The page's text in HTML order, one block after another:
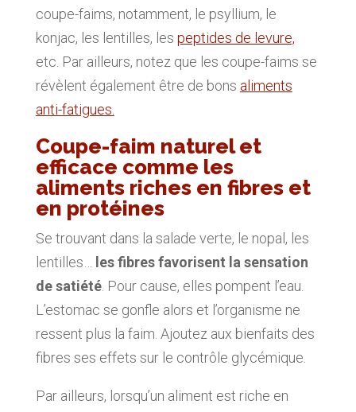
coupe-faims, notamment, le psyllium, le
konjac, les lentilles, les peptides de levure,
etc. Par ailleurs, notez que les coupe-faims se
révèlent également être de bons aliments
anti-fatigues.
Coupe-faim naturel et
efficace comme les
aliments riches en fibres et
en protéines
Se trouvant dans la salade verte, le nopal, les
lentilles… les fibres favorisent la sensation
de satiété. Pour cause, elles pompent l’eau.
L’estomac se gonfle alors et l’organisme ne
ressent plus la faim. Ajoutez aux bienfaits des
fibres ses effets sur le contrôle glycémique.
Par ailleurs, lorsqu’un aliment est riche en